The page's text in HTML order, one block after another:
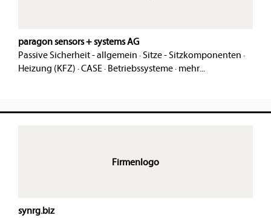
paragon sensors + systems AG
Passive Sicherheit - allgemein ·Sitze - Sitzkomponenten ·
Heizung (KFZ) ·CASE· Betriebssysteme· mehr...
Firmenlogo
synrg.biz